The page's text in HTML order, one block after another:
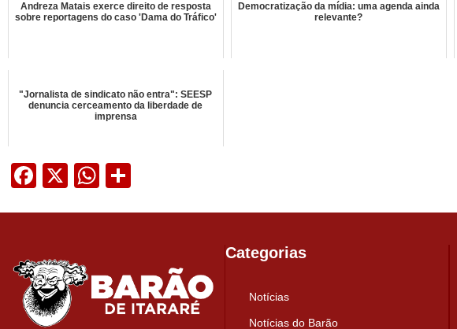
Andreza Matais exerce direito de resposta
sobre reportagens do caso 'Dama do Tráfico'
Democratização da mídia: uma agenda ainda
relevante?
"Jornalista de sindicato não entra": SEESP
denuncia cerceamento da liberdade de
imprensa
Facebook
X WhatsApp
Categorias
Notícias
Notícias do Barão